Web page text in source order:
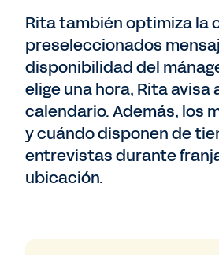
Rita también optimiza la
preseleccionados
disponibilidad del
elige una hora, Rita
calendario. Además, los
y cuándo disponen de
entrevistas durante
ubicación.